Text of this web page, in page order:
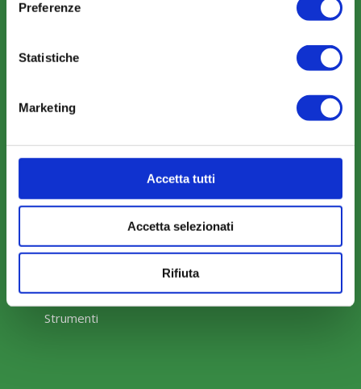
Preferenze
Statistiche
Marketing
Accetta tutti
Accetta selezionati
Rifiuta
COSA FACCIAMO
Il Funzionamento
Mobilità e Portabilità
Strumenti